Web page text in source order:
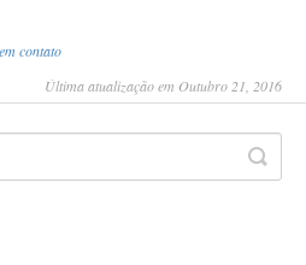
contato
Última atualização em Outubro 21, 2016